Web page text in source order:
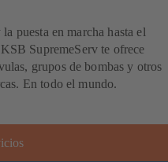
puesta en marcha hasta el
SupremeServ te ofrece
grupos de bombas y otros
En todo el mundo.